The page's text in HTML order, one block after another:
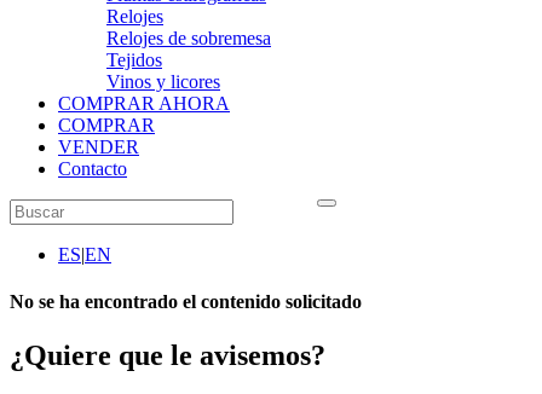
Relojes
Relojes de sobremesa
Tejidos
Vinos y licores
COMPRAR AHORA
COMPRAR
VENDER
Contacto
ES|EN
No se ha encontrado el contenido solicitado
¿Quiere que le avisemos?